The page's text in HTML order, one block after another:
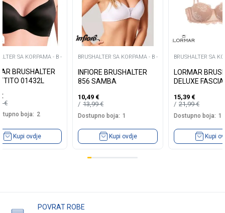
SA KORPAMA - B -
BRUSHALTER
01432L
€
€
boja: 2
Kupi ovdje
BRUSHALTER SA KORPAMA - B -
INFIORE BRUSHALTER
856 SAMBA
10,49 €
13,99€
Dostupno boja: 1
Kupi ovdje
BRUSHALTER SA
LORMAR
DELUXE FASCIA
15,39 €
21,99€
Dostupno boja: 1
Kupi
POVRAT ROBE